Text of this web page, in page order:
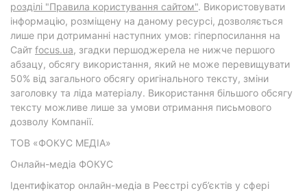
розділі "Правила користування сайтом". Використовувати
інформацію, розміщену на даному ресурсі, дозволяється
лише при дотриманні наступних умов: гіперпосилання на
Cайт focus.ua, згадки першоджерела не нижче першого
абзацу, обсягу використання, який не може перевищувати
50% від загального обсягу оригінального тексту, зміни
заголовку та ліда матеріалу. Використання більшого обсягу
тексту можливе лише за умови отримання письмового
дозволу Компанії.
ТОВ «ФОКУС МЕДІА»
Онлайн-медіа ФОКУС
Ідентифікатор онлайн-медіа в Реєстрі суб’єктів у сфері